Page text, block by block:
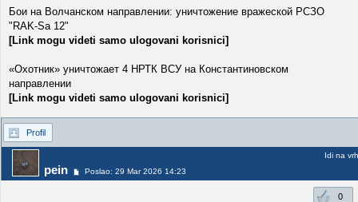
Бои на Волчанском направлении: уничтожение вражеской РСЗО
"RAK-Sa 12"
[Link mogu videti samo ulogovani korisnici]
«Охотник» уничтожает 4 НРТК ВСУ на Константиновском
направлении
[Link mogu videti samo ulogovani korisnici]
Profil
pein Poslao: 29 Mar 2026 14:23
Idi na vrh
0